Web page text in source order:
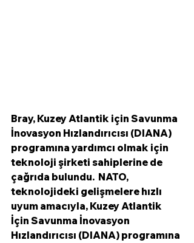
Bray, Kuzey Atlantik için Savunma
İnovasyon Hızlandırıcısı (DIANA)
programına yardımcı olmak için
teknoloji şirketi sahiplerine de
çağrıda bulundu.  NATO,
teknolojideki gelişmelere hızlı
uyum amacıyla, Kuzey Atlantik
İçin Savunma İnovasyon
Hızlandırıcısı (DIANA) programına